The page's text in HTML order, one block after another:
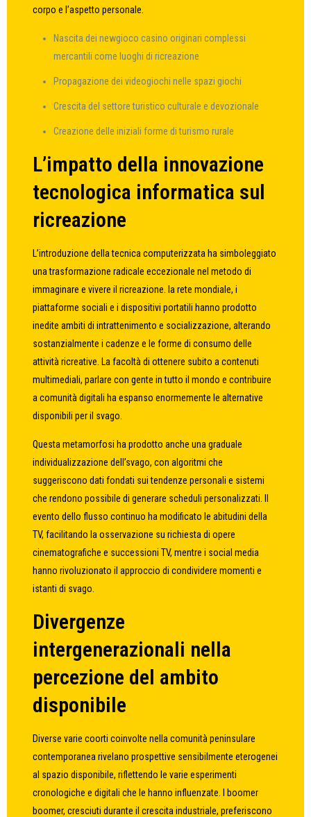
corpo e l’aspetto personale.
Nascita dei newgioco casino originari complessi
mercantili come luoghi di ricreazione
Propagazione dei videogiochi nelle spazi giochi
Crescita del settore turistico culturale e devozionale
Creazione delle iniziali forme di turismo rurale
L’impatto della innovazione
tecnologica informatica sul
ricreazione
L’introduzione della tecnica computerizzata ha simboleggiato
una trasformazione radicale eccezionale nel metodo di
immaginare e vivere il ricreazione. la rete mondiale, i
piattaforme sociali e i dispositivi portatili hanno prodotto
inedite ambiti di intrattenimento e socializzazione, alterando
sostanzialmente i cadenze e le forme di consumo delle
attività ricreative. La facoltà di ottenere subito a contenuti
multimediali, parlare con gente in tutto il mondo e contribuire
a comunità digitali ha espanso enormemente le alternative
disponibili per il svago.
Questa metamorfosi ha prodotto anche una graduale
individualizzazione dell’svago, con algoritmi che
suggeriscono dati fondati sui tendenze personali e sistemi
che rendono possibile di generare scheduli personalizzati. Il
evento dello flusso continuo ha modificato le abitudini della
TV, facilitando la osservazione su richiesta di opere
cinematografiche e successioni TV, mentre i social media
hanno rivoluzionato il approccio di condividere momenti e
istanti di svago.
Divergenze
intergenerazionali nella
percezione del ambito
disponibile
Diverse varie coorti coinvolte nella comunità peninsulare
contemporanea rivelano prospettive sensibilmente eterogenei
al spazio disponibile, riflettendo le varie esperimenti
cronologiche e digitali che le hanno influenzate. I boomer
boomer, cresciuti durante il crescita industriale, preferiscono